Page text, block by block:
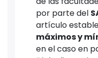
por parte del
artículo
máximos y
en el caso en